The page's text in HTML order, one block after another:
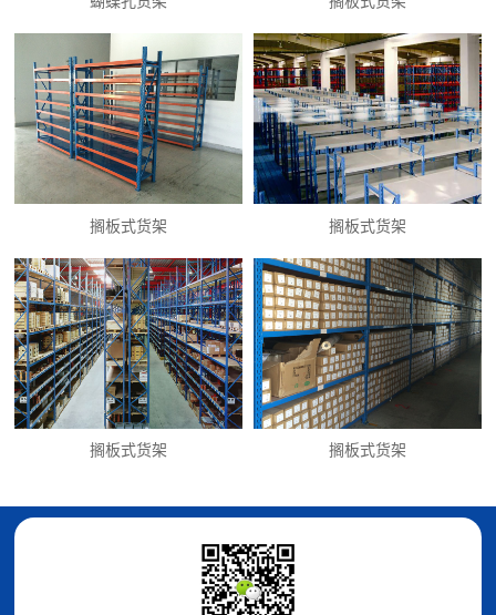
搁板式货架 搁板式货架
搁板式货架 搁板式货架